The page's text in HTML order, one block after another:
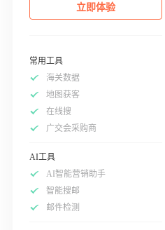
立即体验
常用工具
海关数据
地图获客
在线搜
广交会采购商
AI工具
AI智能营销助手
智能搜邮
邮件检测